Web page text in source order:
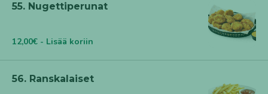
55. Nugettiperunat
12,00€ - Lisää koriin
56. Ranskalaiset